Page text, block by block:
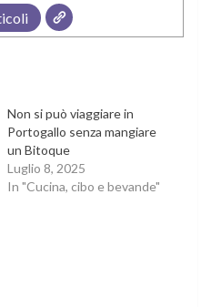
Non si può viaggiare in
Portogallo senza mangiare
un Bitoque
Luglio 8, 2025
In "Cucina, cibo e bevande"